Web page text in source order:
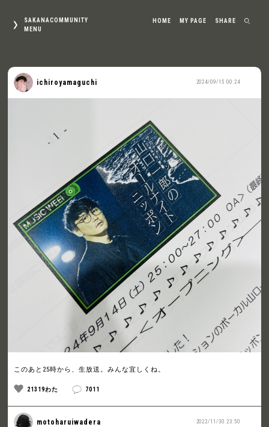
SAKANACOMMUNITY
MENU
HOME MY PAGE SHARE
2024/09/15 00:24
ichiroyamaguchi
このあと25時から、生放送。みんな宜しくね。
21319わた 7011
2022/11/30 23:50
motoharuiwadera